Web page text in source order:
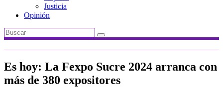
Justicia
Opinión
Es hoy: La Fexpo Sucre 2024 arranca con
más de 380 expositores